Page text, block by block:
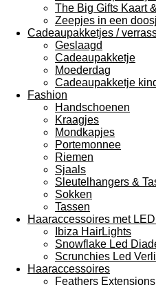
The Big Gifts Kaart
Zeepjes in een
Cadeaupakketjes /
Geslaagd
Cadeaupakketje
Moederdag
Cadeaupakketje
Fashion
Handschoenen
Kraagjes
Mondkapjes
Portemonnee
Riemen
Sjaals
Sleutelhangers &
Sokken
Tassen
Haaraccessoires met
Ibiza HairLights
Snowflake Led
Scrunchies Led
Haaraccessoires
Feathers Extensions